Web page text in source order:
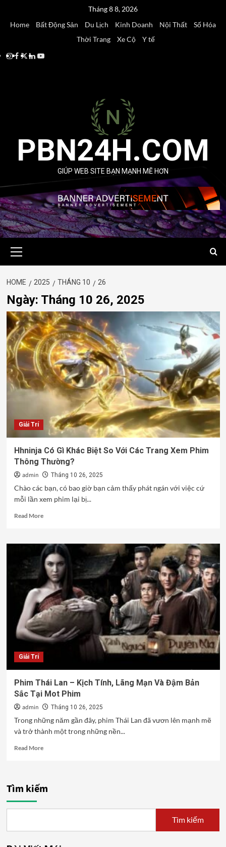
Tháng 8 8, 2026
Home
Bất Động Sản Du Lịch Kinh Doanh Nội Thất
Số Hóa
Thời Trang
Xe Cộ
Y tế
Instagram
Facebook
Twitter
Linkedin
Youtube
PBN24H.COM
GIÚP WEB SITE BẠN MẠNH MẼ HƠN
Menu
HOME 2025 THÁNG 10 26
Ngày: Tháng 10 26, 2025
Giải Trí
Hhninja Có Gì Khác Biệt So Với Các Trang Xem Phim
Thông Thường?
admin Tháng 10 26, 2025
Chào các bạn, có bao giờ bạn cảm thấy phát ngán với việc cứ
mỗi lần xem phim lại bị...
Read MoreRead
Hhninja
Có
Gì
Khác
Biệt
So
Với
Các
Trang
Xem
Phim
Giải Trí
Phim Thái Lan – Kịch Tính, Lãng Mạn Và Đậm Bản
Sắc Tại Mot Phim
admin Tháng 10 26, 2025
Trong những năm gần đây, phim Thái Lan đã vươn lên mạnh mẽ
và trở thành một trong những nền...
Read MoreRead
Lan
Lãng
Tìm kiếm
Tìm kiếm